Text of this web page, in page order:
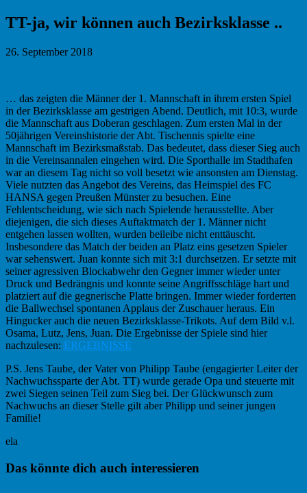
TT-ja, wir können auch Bezirksklasse ..
26. September 2018
… das zeigten die Männer der 1. Mannschaft in ihrem ersten Spiel
in der Bezirksklasse am gestrigen Abend. Deutlich, mit 10:3, wurde
die Mannschaft aus Doberan geschlagen. Zum ersten Mal in der
50jährigen Vereinshistorie der Abt. Tischennis spielte eine
Mannschaft im Bezirksmaßstab. Das bedeutet, dass dieser Sieg auch
in die Vereinsannalen eingehen wird. Die Sporthalle im Stadthafen
war an diesem Tag nicht so voll besetzt wie ansonsten am Dienstag.
Viele nutzten das Angebot des Vereins, das Heimspiel des FC
HANSA gegen Preußen Münster zu besuchen. Eine
Fehlentscheidung, wie sich nach Spielende herausstellte. Aber
diejenigen, die sich dieses Auftaktmatch der 1. Männer nicht
entgehen lassen wollten, wurden beileibe nicht enttäuscht.
Insbesondere das Match der beiden an Platz eins gesetzen Spieler
war sehenswert. Juan konnte sich mit 3:1 durchsetzen. Er setzte mit
seiner agressiven Blockabwehr den Gegner immer wieder unter
Druck und Bedrängnis und konnte seine Angriffsschläge hart und
platziert auf die gegnerische Platte bringen. Immer wieder forderten
die Ballwechsel spontanen Applaus der Zuschauer heraus. Ein
Hingucker auch die neuen Bezirksklasse-Trikots. Auf dem Bild v.l.
Osama, Lutz, Jens, Juan. Die Ergebnisse der Spiele sind hier
nachzulesen: ERGEBNISSE
P.S. Jens Taube, der Vater von Philipp Taube (engagierter Leiter der
Nachwuchssparte der Abt. TT) wurde gerade Opa und steuerte mit
zwei Siegen seinen Teil zum Sieg bei. Der Glückwunsch zum
Nachwuchs an dieser Stelle gilt aber Philipp und seiner jungen
Familie!
ela
Haupt-
Das könnte dich auch interessieren